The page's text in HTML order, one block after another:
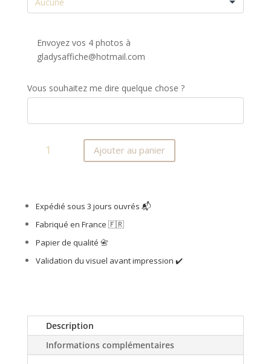
Envoyez vos 4 photos à
gladysaffiche@hotmail.com
Vous souhaitez me dire quelque chose ?
Ajouter au panier
Expédié sous 3 jours ouvrés 📬
Fabriqué en France 🇫🇷
Papier de qualité 📇
Validation du visuel avant impression ✔️
Description
Informations complémentaires